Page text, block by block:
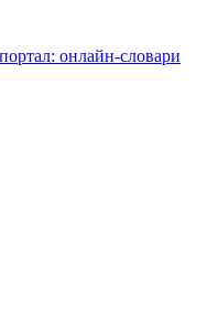
онлайн-словари